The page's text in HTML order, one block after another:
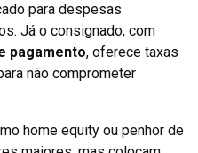
para despesas
Já o consignado, com
pagamento, oferece taxas
não comprometer
home equity ou penhor de